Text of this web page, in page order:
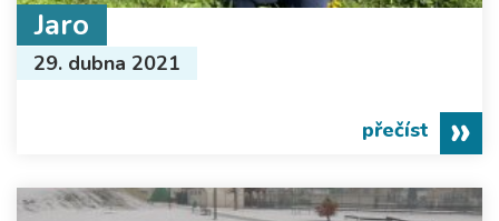
Jaro
29. dubna 2021
přečíst